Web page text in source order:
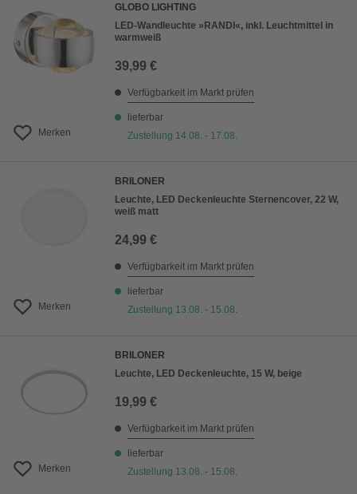
Merken
GLOBO LIGHTING
LED-Wandleuchte »RANDI«, inkl. Leuchtmittel in
warmweiß
39,99 €
Verfügbarkeit im Markt prüfen
lieferbar
Zustellung 14.08. - 17.08.
Merken
BRILONER
Leuchte, LED Deckenleuchte Sternencover, 22 W,
weiß matt
24,99 €
Verfügbarkeit im Markt prüfen
lieferbar
Zustellung 13.08. - 15.08.
Merken
BRILONER
Leuchte, LED Deckenleuchte, 15 W, beige
19,99 €
Verfügbarkeit im Markt prüfen
lieferbar
Zustellung 13.08. - 15.08.